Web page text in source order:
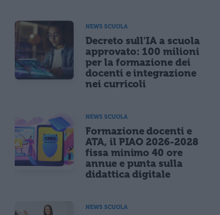
NEWS SCUOLA
Decreto sull'IA a scuola
approvato: 100 milioni
per la formazione dei
docenti e integrazione
nei curricoli
NEWS SCUOLA
Formazione docenti e
ATA, il PIAO 2026-2028
fissa minimo 40 ore
annue e punta sulla
didattica digitale
NEWS SCUOLA